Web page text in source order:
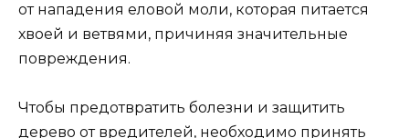
от нападения еловой моли, которая питается
хвоей и ветвями, причиняя значительные
повреждения.
Чтобы предотвратить болезни и защитить
дерево от вредителей, необходимо принять